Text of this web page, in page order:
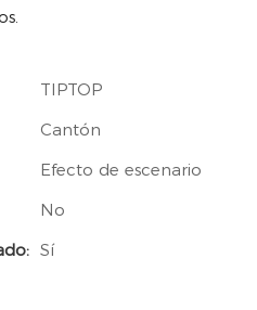
TIPTOP
Cantón
Efecto de escenario
No
Sí